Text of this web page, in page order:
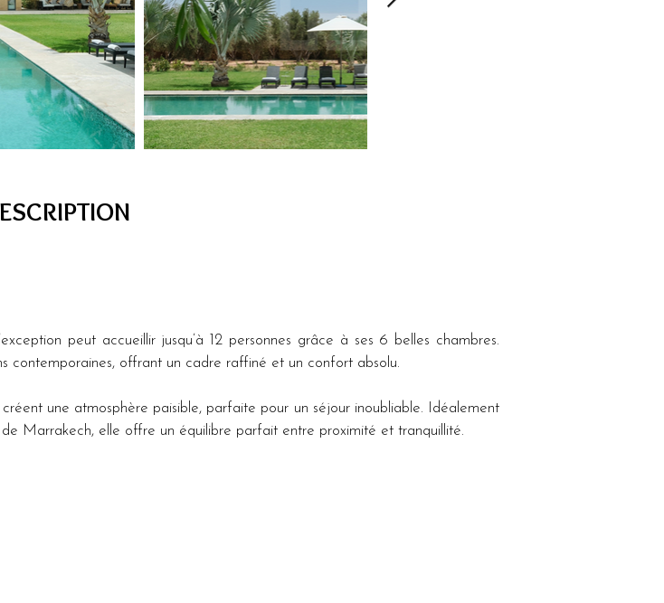
peut accueillir jusqu’à 12 personnes grâce à ses 6 belles chambres.
contemporaines, offrant un cadre raffiné et un confort absolu.
une atmosphère paisible, parfaite pour un séjour inoubliable. Idéalement
Marrakech, elle offre un équilibre parfait entre proximité et tranquillité.